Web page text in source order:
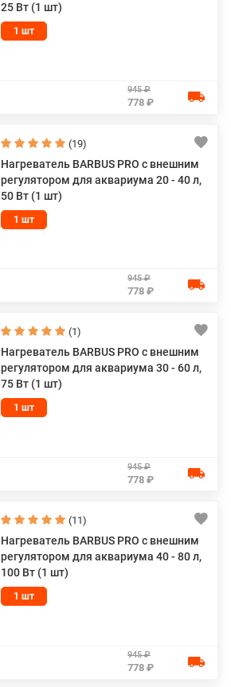
25 Вт (1 шт)
1 шт
945 ₽
778 ₽
(19)
Нагреватель BARBUS PRO с внешним
регулятором для аквариума 20 - 40 л,
50 Вт (1 шт)
1 шт
945 ₽
778 ₽
(1)
Нагреватель BARBUS PRO с внешним
регулятором для аквариума 30 - 60 л,
75 Вт (1 шт)
1 шт
945 ₽
778 ₽
(11)
Нагреватель BARBUS PRO с внешним
регулятором для аквариума 40 - 80 л,
100 Вт (1 шт)
1 шт
945 ₽
778 ₽